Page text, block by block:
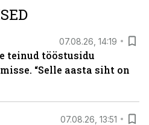
07.08.26, 14:19
teinud tööstusidu
“Selle aasta siht on
07.08.26, 13:51